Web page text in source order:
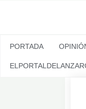
PORTADA